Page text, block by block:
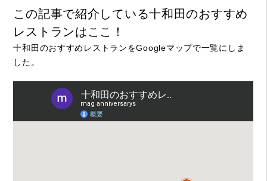
この記事で紹介している十和田のおすすめ
レストランはここ！
十和田のおすすめレストランをGoogleマップで一覧にしま
した。